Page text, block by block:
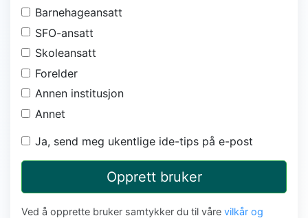
Barnehageansatt
SFO-ansatt
Skoleansatt
Forelder
Annen institusjon
Annet
Ja, send meg ukentlige ide-tips på e-post
Opprett bruker
Ved å opprette bruker samtykker du til våre vilkår og